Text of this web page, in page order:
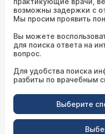
возможны задержки с
Мы просим проявить
Вы можете
для поиска ответа на
вопрос.
Для удобства поиска
разбиты по врачебным
Выберите